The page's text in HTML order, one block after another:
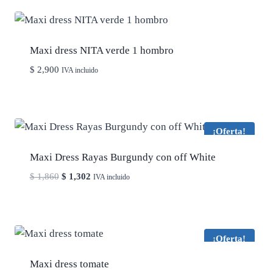
Maxi dress NITA verde 1 hombro
$ 2,900 IVA incluido
¡Oferta!
Maxi Dress Rayas Burgundy con off White
$1,860 El
$ 1,860.
$ 1,302El
$ 1,302.
IVA incluido
¡Oferta!
Maxi dress tomate